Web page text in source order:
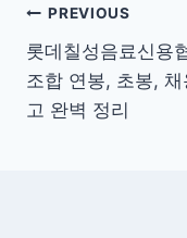
글
탐
색
PREVIOUS
롯데칠성음료신용
조합 연봉, 초봉, 채
고 완벽 정리